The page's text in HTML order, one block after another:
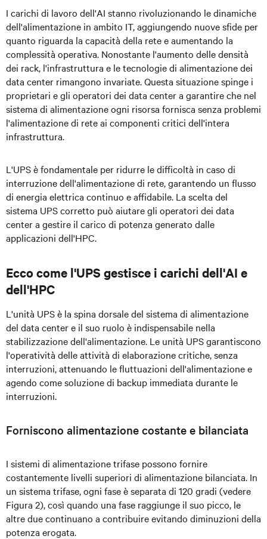
I carichi di lavoro dell'AI stanno rivoluzionando le dinamiche
dell'alimentazione in ambito IT, aggiungendo nuove sfide per
quanto riguarda la capacità della rete e aumentando la
complessità operativa. Nonostante l'aumento delle densità
dei rack, l'infrastruttura e le tecnologie di alimentazione dei
data center rimangono invariate. Questa situazione spinge i
proprietari e gli operatori dei data center a garantire che nel
sistema di alimentazione ogni risorsa fornisca senza problemi
l'alimentazione di rete ai componenti critici dell'intera
infrastruttura.
L'UPS è fondamentale per ridurre le difficoltà in caso di
interruzione dell'alimentazione di rete, garantendo un flusso
di energia elettrica continuo e affidabile. La scelta del
sistema UPS corretto può aiutare gli operatori dei data
center a gestire il carico di potenza generato dalle
applicazioni dell'HPC.
Ecco come l'UPS gestisce i carichi dell'AI e
dell'HPC
L'unità UPS è la spina dorsale del sistema di alimentazione
del data center e il suo ruolo è indispensabile nella
stabilizzazione dell'alimentazione. Le unità UPS garantiscono
l'operatività delle attività di elaborazione critiche, senza
interruzioni, attenuando le fluttuazioni dell'alimentazione e
agendo come soluzione di backup immediata durante le
interruzioni.
Forniscono alimentazione costante e bilanciata
I sistemi di alimentazione trifase possono fornire
costantemente livelli superiori di alimentazione bilanciata. In
un sistema trifase, ogni fase è separata di 120 gradi (vedere
Figura 2), così quando una fase raggiunge il suo picco, le
altre due continuano a contribuire evitando diminuzioni della
potenza erogata.